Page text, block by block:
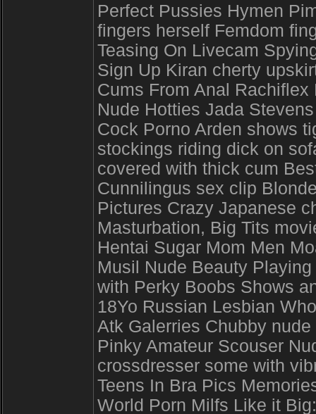
Perfect Pussies Hymen
fingers herself Femdom
Teasing On Livecam
Sign Up Kiran cherty
Cums From Anal
Nude Hotties Jada
Cock Porno Arden shows
stockings riding dick on
covered with thick cum
Cunnilingus sex clip
Pictures Crazy Japanese
Masturbation, Big Tits
Hentai Sugar Mom Men
Musil Nude Beauty
with Perky Boobs Shows
18Yo Russian Lesbian
Atk Galerries Chubby
Pinky Amateur Scouser
crossdresser some with
Teens In Bra Pics
World Porn Milfs Like it